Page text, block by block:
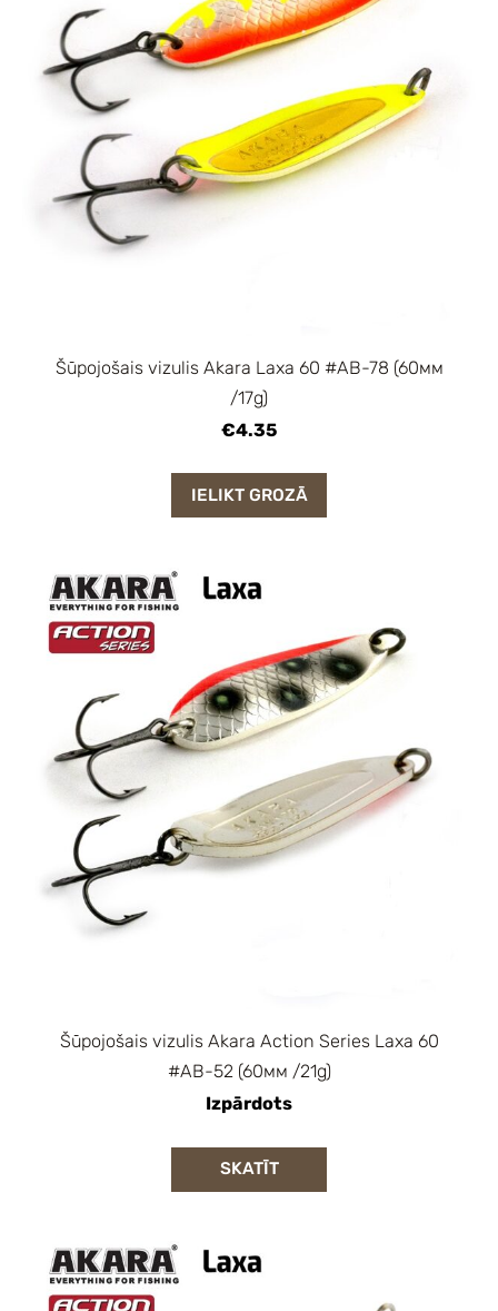
Šūpojošais vizulis Akara Laxa 60 #AB-78 (60мм
/17g)
€4.35
IELIKT GROZĀ
Šūpojošais vizulis Akara Action Series Laxa 60
#AB-52 (60мм /21g)
Izpārdots
SKATĪT